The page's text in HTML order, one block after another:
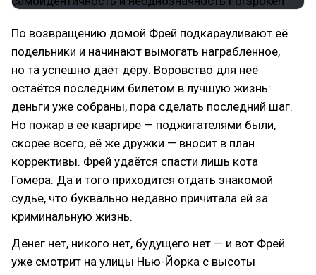
По возвращению домой Фрей подкарауливают её
подельники и начинают вымогать награбленное,
но та успешно даёт дёру. Воровство для неё
остаётся последним билетом в лучшую жизнь:
деньги уже собраны, пора сделать последний шаг.
Но пожар в её квартире — поджигателями были,
скорее всего, её же дружки — вносит в план
коррективы. Фрей удаётся спасти лишь кота
Гомера. Да и того приходится отдать знакомой
судье, что буквально недавно причитала ей за
криминальную жизнь.
Денег нет, никого нет, будущего нет — и вот Фрей
уже смотрит на улицы Нью-Йорка с высоты